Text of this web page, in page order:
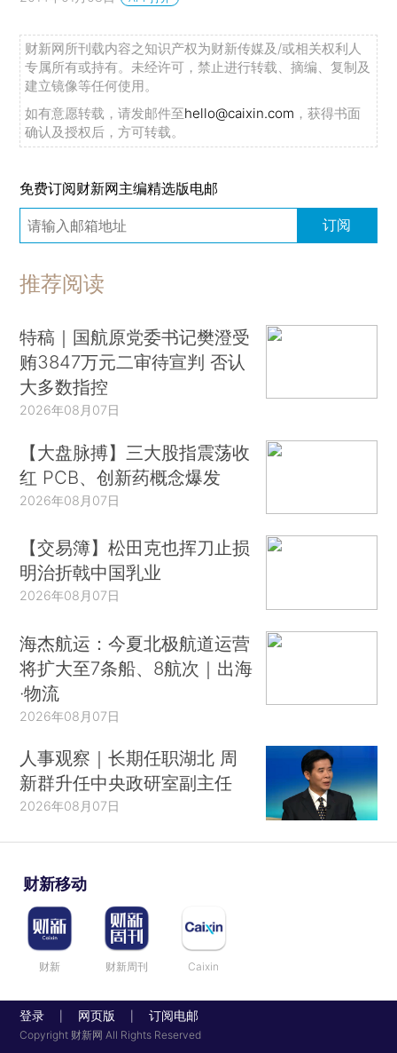
财新网所刊载内容之知识产权为财新传媒及/或相关权利人
专属所有或持有。未经许可，禁止进行转载、摘编、复制及
建立镜像等任何使用。
如有意愿转载，请发邮件至hello@caixin.com ，获得书面
确认及授权后，方可转载。
免费订阅财新网主编精选版电邮
订阅
推荐阅读
特稿｜国航原党委书记樊澄受
贿3847万元二审待宣判 否认
大多数指控
2026年08月07日
【大盘脉搏】三大股指震荡收
红 PCB、创新药概念爆发
2026年08月07日
【交易簿】松田克也挥刀止损
明治折戟中国乳业
2026年08月07日
海杰航运：今夏北极航道运营
将扩大至7条船、8航次｜出海
·物流
2026年08月07日
人事观察｜长期任职湖北 周
新群升任中央政研室副主任
2026年08月07日
财新移动
财新 财新周刊 Caixin
登录 网页版 订阅电邮
Copyright 财新网 All Rights Reserved